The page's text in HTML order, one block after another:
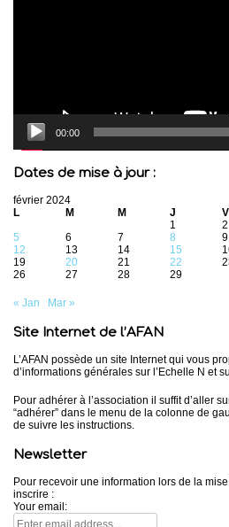
00:00
Dates de mise à jour :
février 2024
L
M M J V
1
2
5
6 7 8 9
12
13 14 15
19
20 21 22
26
27 28 29
« Jan Mar »
Site Internet de l’AFAN
L’AFAN possède un site Internet qui vous
d’informations générales sur l’Echelle N et
Pour adhérer à l’association il suffit d’aller
“adhérer” dans le menu de la colonne de
de suivre les instructions.
Newsletter
Pour recevoir une information lors de la
inscrire :
Your email: